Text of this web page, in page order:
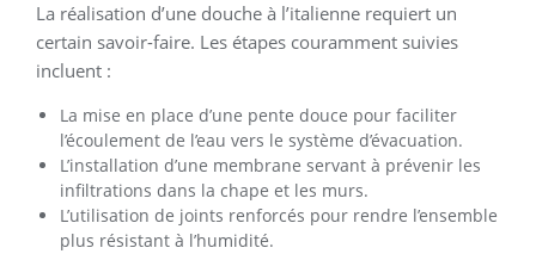
La réalisation d’une douche à l’italienne requiert un
certain savoir-faire. Les étapes couramment suivies
incluent :
La mise en place d’une pente douce pour faciliter
l’écoulement de l’eau vers le système d’évacuation.
L’installation d’une membrane servant à prévenir les
infiltrations dans la chape et les murs.
L’utilisation de joints renforcés pour rendre l’ensemble
plus résistant à l’humidité.